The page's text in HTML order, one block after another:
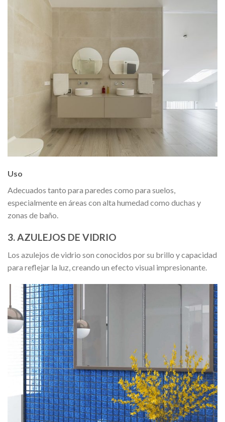
Uso
Adecuados tanto para paredes como para suelos,
especialmente en áreas con alta humedad como duchas y
zonas de baño.
3. AZULEJOS DE VIDRIO
Los azulejos de vidrio son conocidos por su brillo y capacidad
para reflejar la luz, creando un efecto visual impresionante.